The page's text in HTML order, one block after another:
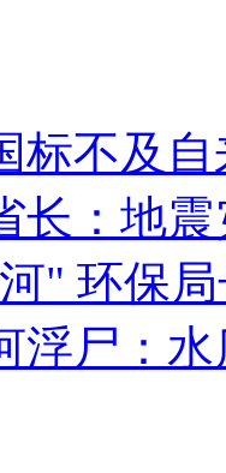
正
标不及自
长：地
" 环保
浮尸：